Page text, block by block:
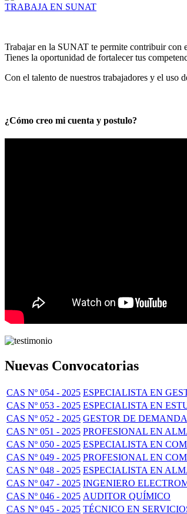
TRABAJA EN SUNAT
Trabajar en la SUNAT te permite contribuir con
Tienes la oportunidad de fortalecer tus
Con el talento de nuestros trabajadores y el uso
¿Cómo creo mi cuenta y postulo?
Nuevas Convocatorias
CAS Nº 054 - 2025 ESPECIALISTA EN
CAS Nº 053 - 2025 ESPECIALISTA EN
CAS Nº 052 - 2025 GESTOR DE
CAS Nº 051 - 2025 PROFESIONAL EN
CAS Nº 050 - 2025 ESPECIALISTA EN
CAS Nº 049 - 2025 PROFESIONAL EN
CAS Nº 048 - 2025 ESPECIALISTA EN
CAS Nº 047 - 2025 INGENIERO
CAS Nº 046 - 2025 AUDITOR QUÍMICO
CAS Nº 045 - 2025 TÉCNICO EN